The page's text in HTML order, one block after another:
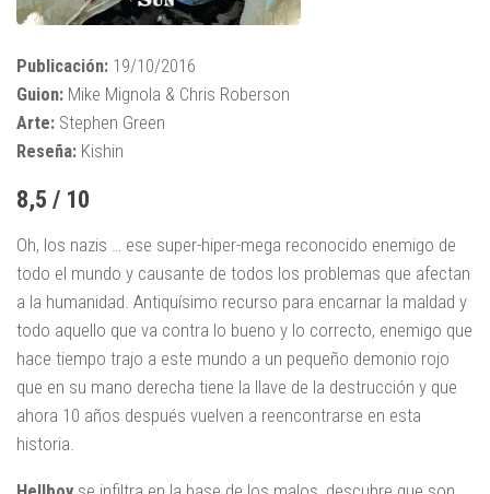
Publicación: 19/10/2016
Guion: Mike Mignola & Chris Roberson
Arte: Stephen Green
Reseña: Kishin
8,5 / 10
Oh, los nazis … ese super-hiper-mega reconocido enemigo de
todo el mundo y causante de todos los problemas que afectan
a la humanidad. Antiquísimo recurso para encarnar la maldad y
todo aquello que va contra lo bueno y lo correcto, enemigo que
hace tiempo trajo a este mundo a un pequeño demonio rojo
que en su mano derecha tiene la llave de la destrucción y que
ahora 10 años después vuelven a reencontrarse en esta
historia.